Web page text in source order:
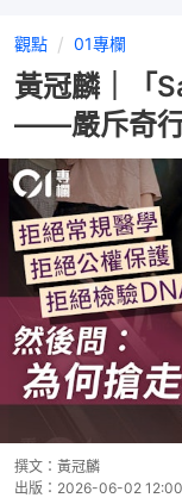
觀點 01專欄
黃冠麟｜「
——嚴斥奇行
撰文： 黃冠麟
出版： 2026-06-02 12:00